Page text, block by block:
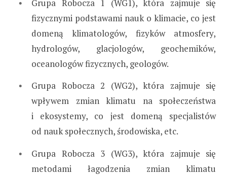
Grupa Robocza 1 (WG1), która zajmuje się
fizycznymi podstawami nauk o klimacie, co jest
domeną klimatologów, fizyków atmosfery,
hydrologów, glacjologów, geochemików,
oceanologów fizycznych, geologów.
Grupa Robocza 2 (WG2), która zajmuje się
wpływem zmian klimatu na społeczeństwa
i ekosystemy, co jest domeną specjalistów
od nauk społecznych, środowiska, etc.
Grupa Robocza 3 (WG3), która zajmuje się
metodami łagodzenia zmian klimatu